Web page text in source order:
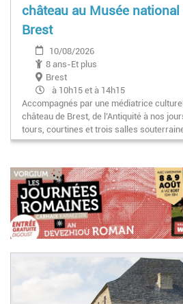
château au Musée
Brest
10/08/2026
8 ans-Et plus
Brest
à 10h15 et à 14h15
Accompagnés par une médiatrice
château de Brest, de l’Antiquité à nos
tours, courtines et trois salles